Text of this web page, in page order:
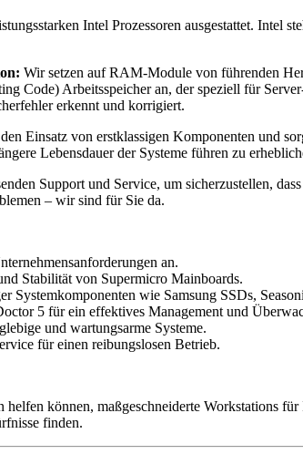
Intel Prozessoren ausgestattet. Intel
Wir setzen auf RAM-Module von führenden
Code) Arbeitsspeicher an, der speziell für
erkennt und korrigiert.
Einsatz von erstklassigen Komponenten und
Lebensdauer der Systeme führen zu
Support und Service, um sicherzustellen,
– wir sind für Sie da.
an.
Stabilität von Supermicro Mainboards.
Systemkomponenten wie Samsung SSDs,
5 für ein effektives Management und
und wartungsarme Systeme.
für einen reibungslosen Betrieb.
können, maßgeschneiderte Workstations
finden.